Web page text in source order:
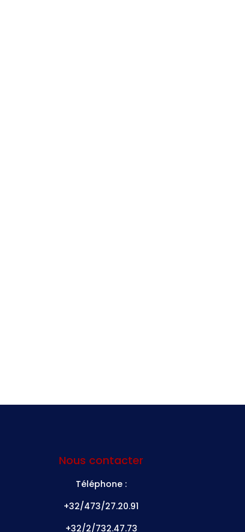
Nous contacter
Téléphone :
+32/473/27.20.91
+32/2/732.47.73